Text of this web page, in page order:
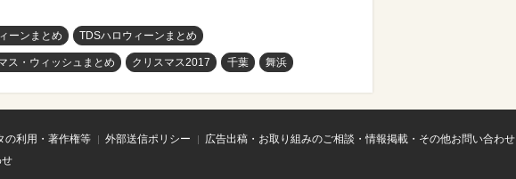
ーンまとめ TDSハロウィーンまとめ
ス・ウィッシュまとめ クリスマス2017 千葉 舞浜
の利用・著作権等 外部送信ポリシー
広告出稿・お取り組みのご相談・情報掲載・その他お問い合わせ